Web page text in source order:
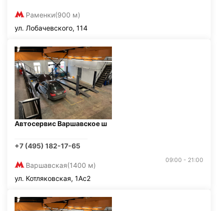
Раменки(900 м)
ул. Лобачевского, 114
Автосервис Варшавское ш
+7 (495) 182-17-65
Варшавская(1400 м)
09:00 - 21:00
ул. Котляковская, 1Ас2